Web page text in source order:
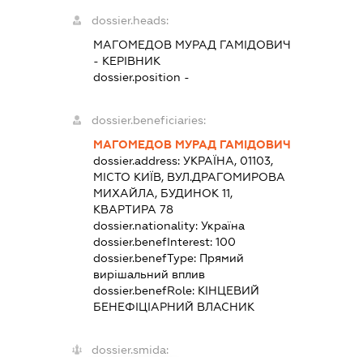
dossier.heads:
МАГОМЕДОВ МУРАД ГАМІДОВИЧ
- КЕРІВНИК
dossier.position -
dossier.beneficiaries:
МАГОМЕДОВ МУРАД ГАМІДОВИЧ
dossier.address: УКРАЇНА, 01103,
МІСТО КИЇВ, ВУЛ.ДРАГОМИРОВА
МИХАЙЛА, БУДИНОК 11,
КВАРТИРА 78
dossier.nationality: Україна
dossier.benefInterest: 100
dossier.benefType: Прямий
вирішальний вплив
dossier.benefRole: КІНЦЕВИЙ
БЕНЕФІЦІАРНИЙ ВЛАСНИК
dossier.smida: